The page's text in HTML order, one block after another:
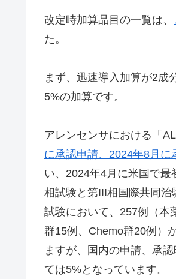
改定時加算品目の一覧は、
た。
まず、迅速導入加算が2成
5%の加算です。
アレンセンサにおける「
に承認申請、2024年8月に
い、2024年4月に米国で最
相試験と第III相国際共同
試験において、257例（本
群15例、Chemo群20例）
ますが、国内の申請、承
ては5%となっています。